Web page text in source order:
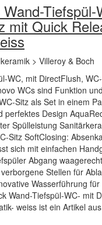
Tiefspül-
mit Quick
> Villeroy & Boch
WC, mit DirectFlush,
WCs sind Funktion
Sitz als Set in einem
perfektes Design
Spülleistung
Sitz SoftClosing:
sich mit einfachen
Abgang
Stellen für
Wasserführung
Wand-Tiefspül-WC- mit
weiss ist ein Artikel